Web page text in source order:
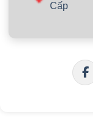
Cấp